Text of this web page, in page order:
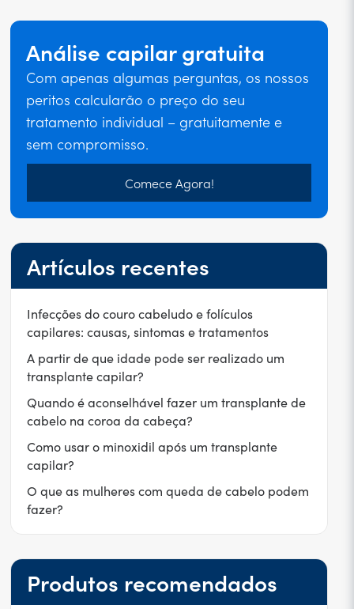
Análise capilar gratuita
Com apenas algumas perguntas, os nossos
peritos calcularão o preço do seu
tratamento individual – gratuitamente e
sem compromisso.
Comece Agora!
Artículos recentes
Infecções do couro cabeludo e folículos
capilares: causas, sintomas e tratamentos
A partir de que idade pode ser realizado um
transplante capilar?
Quando é aconselhável fazer um transplante de
cabelo na coroa da cabeça?
Como usar o minoxidil após um transplante
capilar?
O que as mulheres com queda de cabelo podem
fazer?
Produtos recomendados